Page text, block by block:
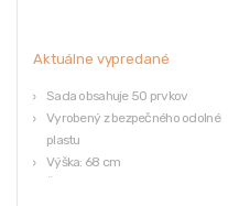
Aktuálne vypredané
Sada obsahuje 50 prvkov
Vyrobený z bezpečného odolného
plastu
Výška: 68 cm